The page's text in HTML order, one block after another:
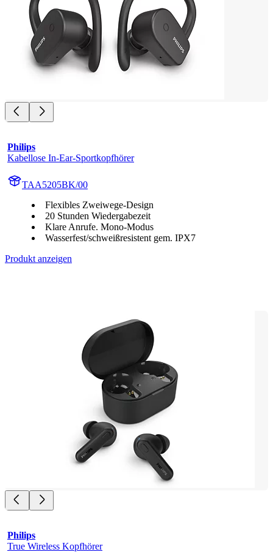
Philips
Kabellose In-Ear-Sportkopfhörer
TAA5205BK/00
Flexibles Zweiwege-Design
20 Stunden Wiedergabezeit
Klare Anrufe. Mono-Modus
Wasserfest/schweißresistent gem. IPX7
Produkt anzeigen
Philips
True Wireless Kopfhörer